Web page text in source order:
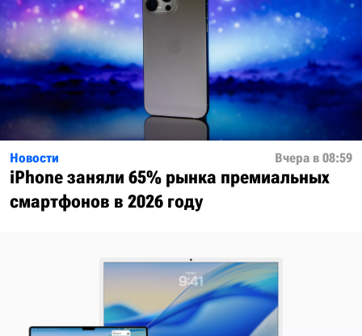
Новости Вчера в 08:59
iPhone заняли 65% рынка премиальных
смартфонов в 2026 году